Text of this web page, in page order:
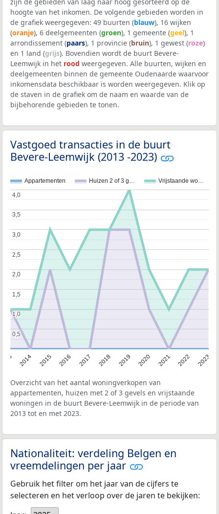
zijn de gebieden van laag naar hoog gesorteerd op de
hoogte van het inkomen. De volgende gebieden worden in
de grafiek weergegeven: 49 buurten (blauw), 16 wijken
(oranje), 6 deelgemeenten (groen), 1 gemeente (geel), 1
arrondissement (paars), 1 provincie (bruin), 1 gewest (roze)
en 1 land (grijs). Bovendien wordt de buurt Bevere-
Leemwijk in het rood weergegeven. Alle buurten, wijken en
deelgemeenten binnen de gemeente Oudenaarde waarvoor
inkomensdata beschikbaar is worden weergegeven. Klik op
de staven in de grafiek om de naam en waarde van de
bijbehorende gebieden te tonen.
Vastgoed transacties in de buurt
Bevere-Leemwijk (2013 -2023)
Appartementen Huizen 2 of 3 g… Vrijstaande wo…
2014 2015 2016 2017 2018 2019 2020 2021 2022 2023
0,5
0,5
1,0
1,0
1,5
1,5
2,0
2,0
2,5
2,5
3,0
3,0
3,5
3,5
4,0
4,0
Overzicht van het aantal woningverkopen van
appartementen, huizen met 2 of 3 gevels en vrijstaande
woningen in de buurt Bevere-Leemwijk in de periode van
2013 tot en met 2023.
Nationaliteit: verdeling Belgen en
vreemdelingen per jaar
Gebruik het filter om het jaar van de cijfers te
selecteren en het verloop over de jaren te bekijken: